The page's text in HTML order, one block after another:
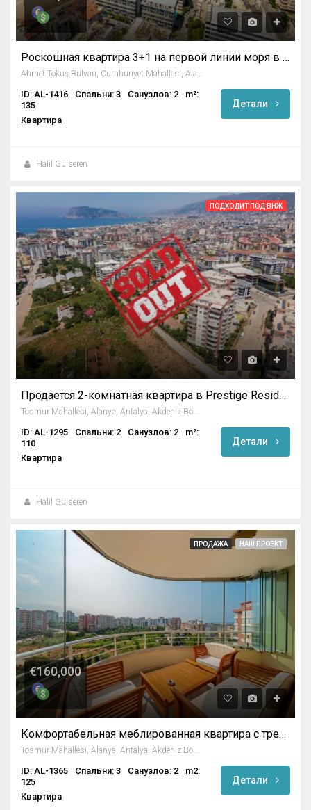
Роскошная квартира 3+1 на первой линии моря в Алании
Ahmet Tokuş Bulvarı, Cumhuriyet Mahallesi, Alanya, Antalya, Akdeniz Bölgesi, 74000, Türkiye
ID: AL-1416 Спальни: 3 Санузлов: 2
m²:
135
Квартира
Детали
Halil Gülseren
ПОДХОДИТ ПОД ВНЖ
Продается 2-комнатная квартира в Prestige Residence в Тосмуре
Tosmur Mahallesi, Alanya, Antalya, Akdeniz Bölgesi, Türkiye
ID: AL-1295 Спальни: 2 Санузлов: 2
m²:
110
Квартира
Детали
Halil Gülseren
ПРОДАЖА НАШ ПРОЕКТ
€160,000
Комфортабельная меблированная квартира с тремя спальнями в Тосмуре / Алания
ID: AL-1365 Спальни: 3 Санузлов: 2
m2:
125
Квартира
Детали